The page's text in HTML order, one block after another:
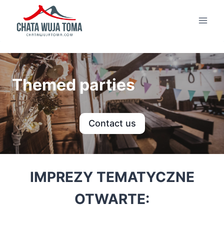
content
Themed parties
Contact us
IMPREZY TEMATYCZNE
OTWARTE: